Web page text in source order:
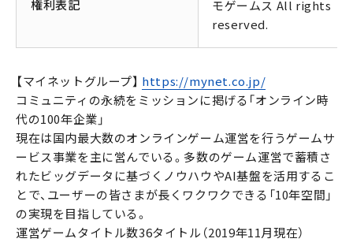
権利表記
モゲームス All rights
reserved.
【マイネットグループ】 https://mynet.co.jp/
コミュニティの永続をミッションに掲げる「オンライン時
代の100年企業」
現在は国内最大数のオンラインゲーム運営を行うゲームサ
ービス事業を主に営んでいる。多数のゲーム運営で蓄積さ
れたビッグデータに基づくノウハウやAI基盤を活用するこ
とで、ユーザーの皆さまが長くワクワクできる「10年空間」
の実現を目指している。
運営ゲームタイトル数36タイトル（2019年11月現在）